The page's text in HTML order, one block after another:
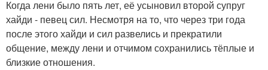
Когда лени было пять лет, её усыновил второй супруг
хайди - певец сил. Несмотря на то, что через три года
после этого хайди и сил развелись и прекратили
общение, между лени и отчимом сохранились тёплые и
близкие отношения.